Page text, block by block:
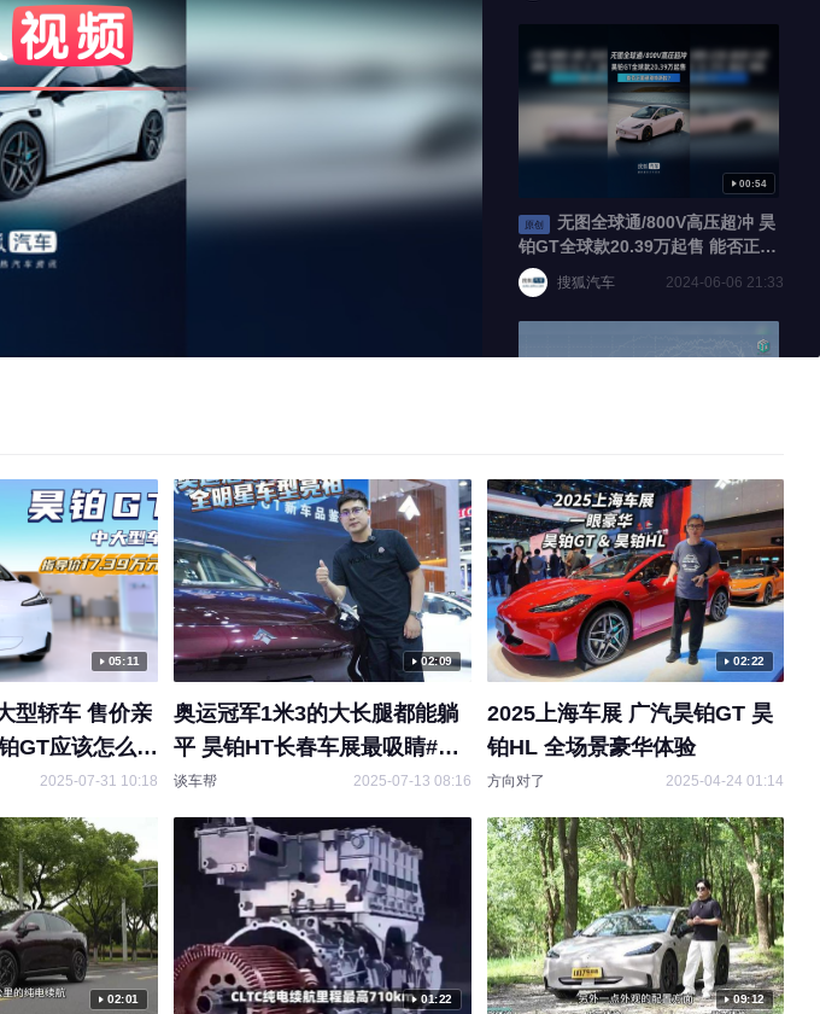
亮度
饱和度
对比度
100
00:54
原创
无图全球通/800V高压超冲 昊
铂GT全球款20.39万起售 能否正面
硬刚特斯拉？
搜狐汽车 2024-06-06 21:33
09:12
原创
马力刺客｜最大马力单电机诞
生 极氪007轮上功率实测
E电园 2024-04-12 00:00
00:32
原创
标配3颗激光雷达/售价25.99万
元 昊铂GT高阶智驾3L版上市
搜狐汽车 2024-02-27 14:17
05:11
型轿车 售价亲
GT应该怎么
2025-07-31 10:18
02:09
奥运冠军1米3的大长腿都能躺
平 昊铂HT长春车展最吸睛#广
汽昊铂#昊铂HT#昊铂GT
谈车帮 2025-07-13 08:16
02:22
2025上海车展 广汽昊铂GT 昊
铂HL 全场景豪华体验
方向对了 2025-04-24 01:14
02:01 01:22 09:12